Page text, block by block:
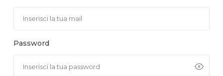
Password